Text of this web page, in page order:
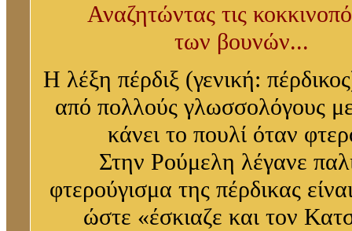
Αναζητώντας τις
των βουνών...
Η λέξη πέρδιξ (γενική:
από πολλούς γλωσσολόγους
κάνει το πουλί όταν
Στην Ρούμελη λέγανε
φτερούγισμα της πέρδικας
ώστε «έσκιαζε και τον